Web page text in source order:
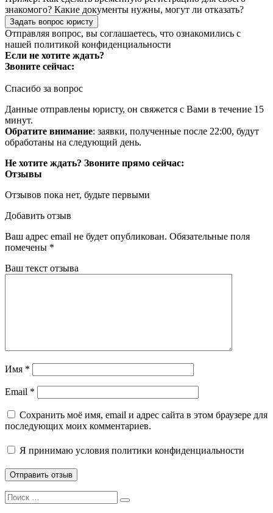
знакомого? Какие документы нужны, могут ли отказать?
Задать вопрос юристу
Отправляя вопрос, вы соглашаетесь, что ознакомились с
нашей политикой конфиденциальности
Если не хотите ждать?
Звоните сейчас:
Спасибо за вопрос
Данные отправлены юристу, он свяжется с Вами в течение 15
минут.
Обратите внимание: заявки, полученные после 22:00, будут
обработаны на следующий день.
Не хотите ждать? Звоните прямо сейчас:
Отзывы
Отзывов пока нет, будьте первыми
Добавить отзыв
Ваш адрес email не будет опубликован. Обязательные поля
помечены *
Ваш текст отзыва
Имя *
Email *
Сохранить моё имя, email и адрес сайта в этом браузере для
последующих моих комментариев.
Я принимаю условия политики конфиденциальности
Search
for:
Search